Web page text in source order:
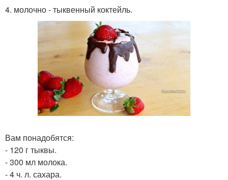
4. молочно - тыквенный коктейль.
Вам понадобятся:
- 120 г тыквы.
- 300 мл молока.
- 4 ч. л. сахара.